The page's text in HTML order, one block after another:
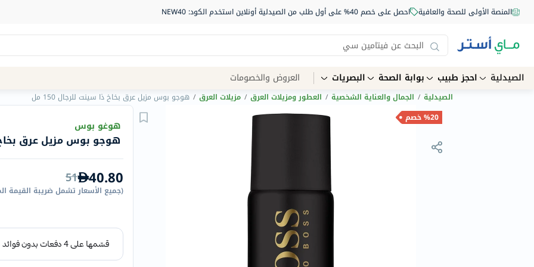
المنصة الأولى للصحة والعافية احصل على خصم 40% على أول طلب من الصيدلية أونلاين استخدم الكود: NEW40
Navigation
الصيدلية
الماركات
Humantara
carroten
Posay
الصيدلية احجز طبيب بوابة الصحة البصريات العروض والخصومات
الصيدلية / الجمال والعناية الشخصية / العطور ومزيلات العرق / مزيلات العرق / هوجو بوس مزيل عرق بخاخ ذا سينت للرجال 150 مل
%20 خصم
هوغو بوس
هوجو بوس مزيل عرق بخاخ ذا
40.80
51
(جميع الأسعار تشمل ضريبة القيمة